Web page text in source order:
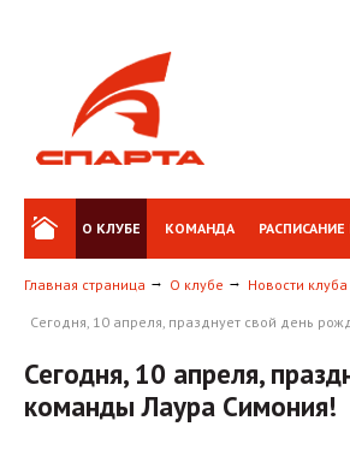
О КЛУБЕ КОМАНДА РАСПИСАНИЕ
Главная страница О клубе Новости клуба
Сегодня, 10 апреля, празднует свой день
Сегодня, 10 апреля,
команды Лаура Симония!